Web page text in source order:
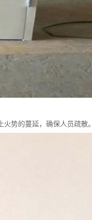
势的蔓延，确保人员疏散。